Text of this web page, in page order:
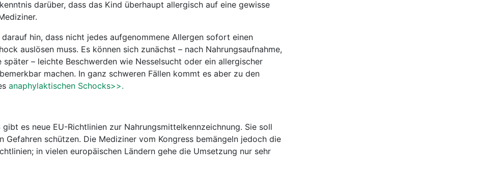
darüber, dass das Kind überhaupt allergisch auf eine gewisse
hin, dass nicht jedes aufgenommene Allergen sofort einen
auslösen muss. Es können sich zunächst – nach Nahrungsaufnahme,
später – leichte Beschwerden wie Nesselsucht oder ein allergischer
machen. In ganz schweren Fällen kommt es aber zu den
anaphylaktischen Schocks>>.
es neue EU-Richtlinien zur Nahrungsmittelkennzeichnung. Sie soll
Gefahren schützen. Die Mediziner vom Kongress bemängeln jedoch die
in vielen europäischen Ländern gehe die Umsetzung nur sehr